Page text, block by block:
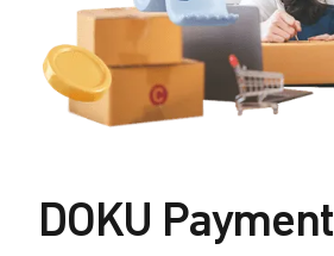
DOKU Payment